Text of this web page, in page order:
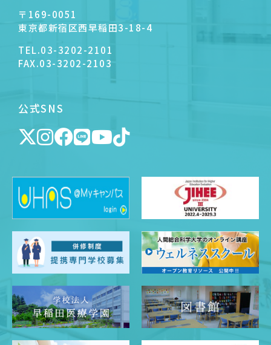
〒169-0051
東京都新宿区西早稲田3-18-4
TEL.03-3202-2101
FAX.03-3202-2103
公式SNS